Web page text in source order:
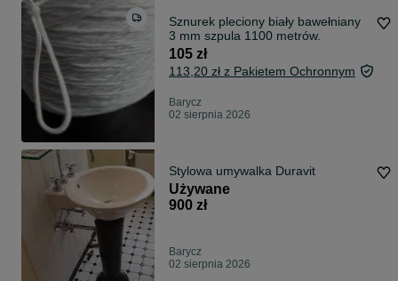
Sznurek pleciony biały bawełniany
3 mm szpula 1100 metrów.
105 zł
113,20 zł z Pakietem Ochronnym
Barycz
02 sierpnia 2026
Stylowa umywalka Duravit
Używane
900 zł
Barycz
02 sierpnia 2026